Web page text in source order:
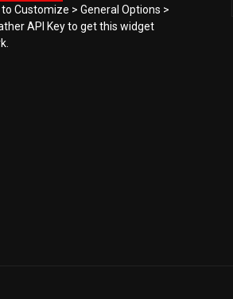
to Customize > General Options >
API Key to get this widget